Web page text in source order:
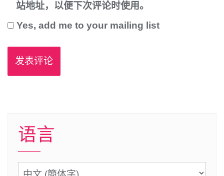
站地址，以便下次评论时使用。
Yes, add me to your mailing list
语言
语